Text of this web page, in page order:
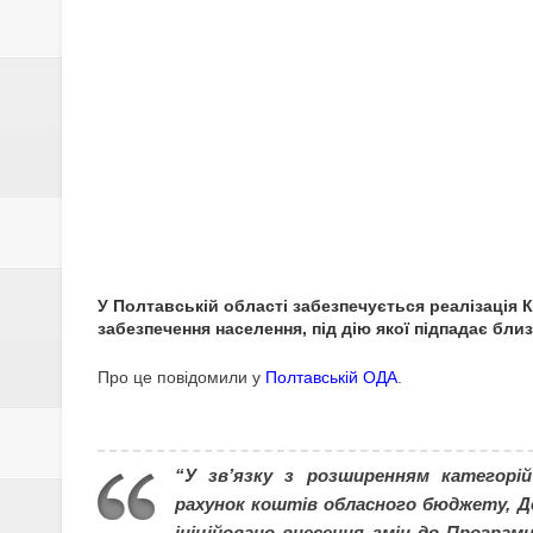
19 СІЧНЯ – ОСТАННІЙ ДЕНЬ
19 СІЧНЯ – ХРЕЩЕННЯ
СІЧЕНЬ 2021 РОКУ
У Полтавській області забезпечується
забезпечення населення, під дію якої підпадає
Про це повідомили у Полтавській ОДА
“У зв’язку з розширенням
рахунок коштів обласного бюджету,